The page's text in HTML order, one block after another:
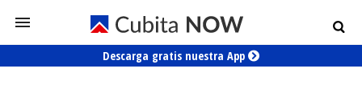
Descarga gratis nuestra App